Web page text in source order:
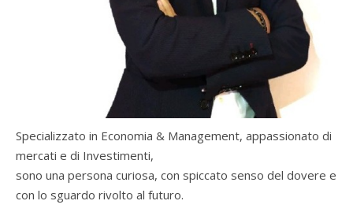
Specializzato in Economia & Management, appassionato di
mercati e di Investimenti,
sono una persona curiosa, con spiccato senso del dovere e
con lo sguardo rivolto al futuro.